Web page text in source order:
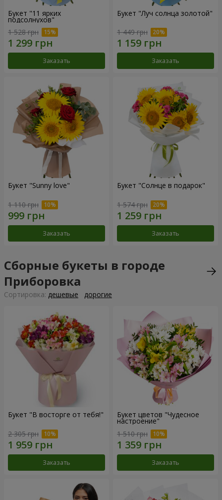
Букет "11 ярких
подсолнухов"
1 528 грн
Заказать
Букет "Луч солнца золотой"
1 449 грн
Заказать
Букет "Sunny love"
1 110 грн
Заказать
Букет "Солнце в подарок"
1 574 грн
Заказать
Сборные букеты в городе
Приборовка
Cортировка: дешевые дорогие
Букет "В восторге от тебя!"
2 305 грн
Заказать
Букет цветов "Чудесное
настроение"
1 510 грн
Заказать